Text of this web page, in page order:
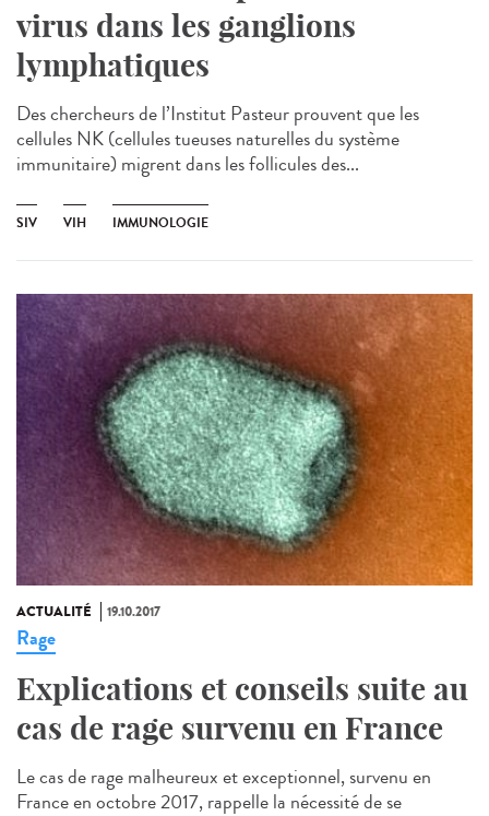
virus dans les ganglions
lymphatiques
Des chercheurs de l’Institut Pasteur prouvent que les
cellules NK (cellules tueuses naturelles du système
immunitaire) migrent dans les follicules des...
SIV VIH IMMUNOLOGIE
ACTUALITÉ 19.10.2017
Rage
Explications et conseils suite au
cas de rage survenu en France
Le cas de rage malheureux et exceptionnel, survenu en
France en octobre 2017, rappelle la nécessité de se